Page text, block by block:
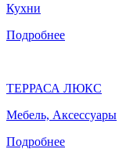
Кухни
Подробнее
ТЕРРАСА ЛЮКС
Мебель, Аксессуары
Подробнее